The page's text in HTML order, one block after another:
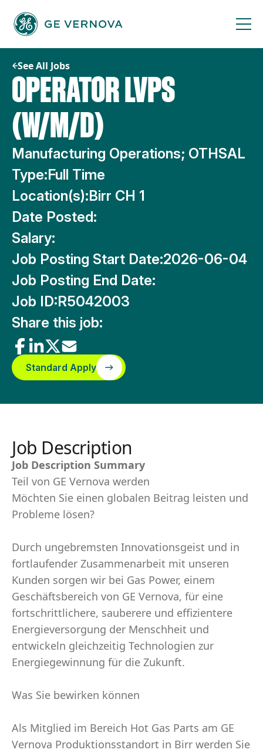
content
See All Jobs
OPERATOR LVPS
(W/M/D)
Manufacturing Operations; OTHSAL
Type:Full Time
Location(s):Birr CH 1
Date Posted:
Salary:
Job Posting Start Date:2026-06-04
Job Posting End Date:
Job ID:R5042003
Share this job:
Standard Apply
Job Description
Job Description Summary
Teil von GE Vernova werden
Möchten Sie einen globalen Beitrag leisten und
Probleme lösen?
Durch ungebremsten Innovationsgeist und in
fortlaufender Zusammenarbeit mit unseren
Kunden sorgen wir bei Gas Power, einem
Geschäftsbereich von GE Vernova, für eine
fortschrittlichere, sauberere und effizientere
Energieversorgung der Menschheit und
entwickeln gleichzeitig Technologien zur
Energiegewinnung für die Zukunft.
Was Sie bewirken können
Als Mitglied im Bereich Hot Gas Parts am GE
Vernova Produktionsstandort in Birr werden Sie